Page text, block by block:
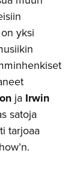
yksi
ja Irwin
satoja
tarjoaa